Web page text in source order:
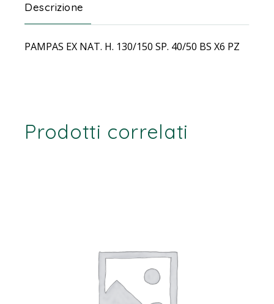
Descrizione
PAMPAS EX NAT. H. 130/150 SP. 40/50 BS X6 PZ
Prodotti correlati